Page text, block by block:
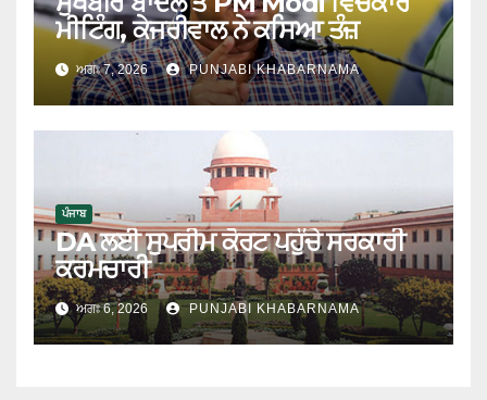
ਮੀਟਿੰਗ, ਕੇਜਰੀਵਾਲ ਨੇ ਕਸਿਆ ਤੰਜ਼
ਅਗਃ 7, 2026 PUNJABI KHABARNAMA
ਪੰਜਾਬ
DA ਲਈ ਸੁਪਰੀਮ ਕੋਰਟ ਪਹੁੰਚੇ ਸਰਕਾਰੀ
ਕਰਮਚਾਰੀ
ਅਗਃ 6, 2026 PUNJABI KHABARNAMA